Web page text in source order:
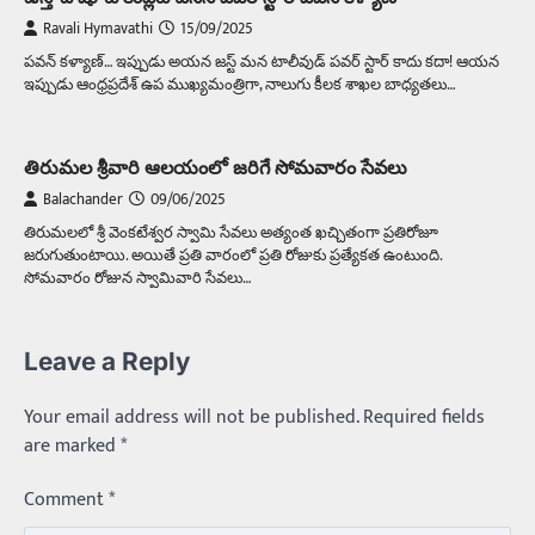
Ravali Hymavathi 15/09/2025
పవన్ కళ్యాణ్… ఇప్పుడు అయన జస్ట్ మన టాలీవుడ్ పవర్ స్టార్ కాదు కదా! ఆయన
ఇప్పుడు ఆంధ్రప్రదేశ్ ఉప ముఖ్యమంత్రిగా, నాలుగు కీలక శాఖల బాధ్యతలు…
తిరుమల శ్రీవారి ఆలయంలో జరిగే సోమవారం సేవలు
Balachander 09/06/2025
తిరుమలలో శ్రీ వెంకటేశ్వర స్వామి సేవలు అత్యంత ఖచ్చితంగా ప్రతిరోజూ
జరుగుతుంటాయి. అయితే ప్రతి వారంలో ప్రతి రోజుకు ప్రత్యేకత ఉంటుంది.
సోమవారం రోజున స్వామివారి సేవలు…
Leave a Reply
Your email address will not be published.Required fields
are marked*
Comment*